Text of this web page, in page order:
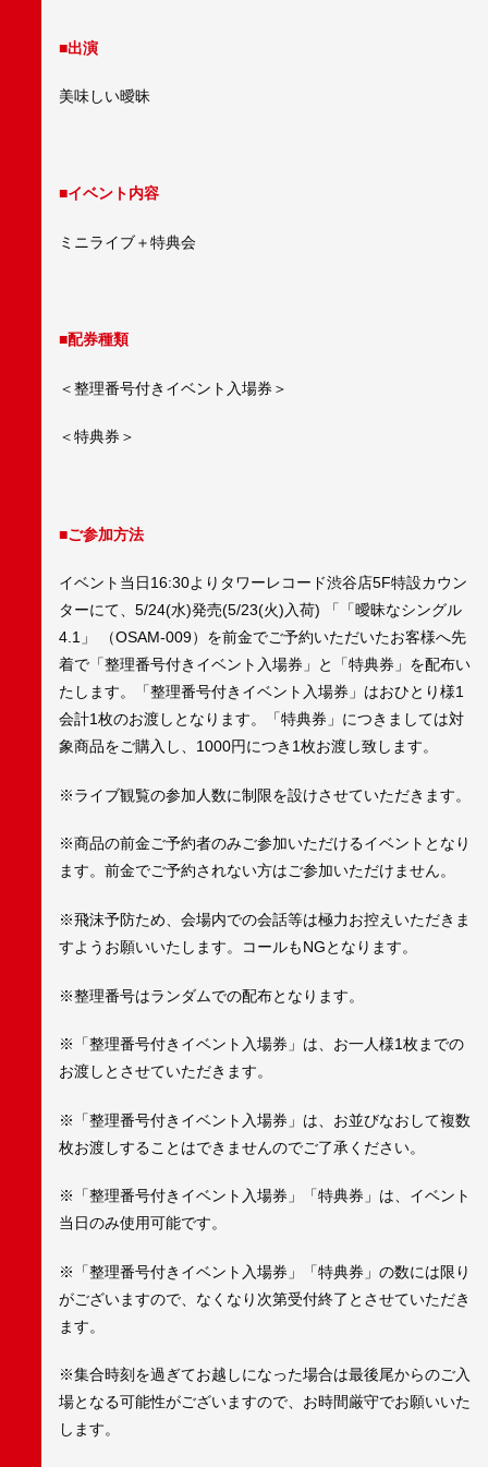
■出演
美味しい曖昧
■イベント内容
ミニライブ＋特典会
■配券種類
＜整理番号付きイベント入場券＞
＜特典券＞
■ご参加方法
イベント当日16:30よりタワーレコード渋谷店5F特設カウン
ターにて、5/24(水)発売(5/23(火)入荷) 「「曖昧なシングル
4.1」 （OSAM-009）を前金でご予約いただいたお客様へ先
着で「整理番号付きイベント入場券」と「特典券」を配布い
たします。「整理番号付きイベント入場券」はおひとり様1
会計1枚のお渡しとなります。「特典券」につきましては対
象商品をご購入し、1000円につき1枚お渡し致します。
※ライブ観覧の参加人数に制限を設けさせていただきます。
※商品の前金ご予約者のみご参加いただけるイベントとなり
ます。前金でご予約されない方はご参加いただけません。
※飛沫予防ため、会場内での会話等は極力お控えいただきま
すようお願いいたします。コールもNGとなります。
※整理番号はランダムでの配布となります。
※「整理番号付きイベント入場券」は、お一人様1枚までの
お渡しとさせていただきます。
※「整理番号付きイベント入場券」は、お並びなおして複数
枚お渡しすることはできませんのでご了承ください。
※「整理番号付きイベント入場券」「特典券」は、イベント
当日のみ使用可能です。
※「整理番号付きイベント入場券」「特典券」の数には限り
がございますので、なくなり次第受付終了とさせていただき
ます。
※集合時刻を過ぎてお越しになった場合は最後尾からのご入
場となる可能性がございますので、お時間厳守でお願いいた
します。